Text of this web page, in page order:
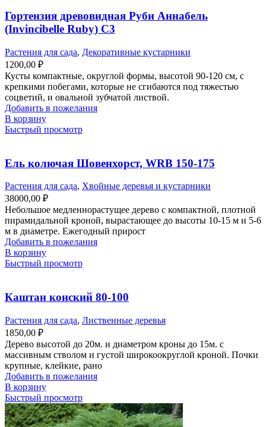
Гортензия древовидная Руби Аннабель
(Invincibelle Ruby) С3
Растения для сада, Декоративные кустарники
1200,00 ₽
Кусты компактные, округлой формы, высотой 90-120 см, с
крепкими побегами, которые не сгибаются под тяжестью
соцветий, и овальной зубчатой листвой.
Добавить в пожелания
В корзину
Быстрый просмотр
Ель колючая Шовенхорст, WRB 150-175
Растения для сада, Хвойные деревья и кустарники
38000,00 ₽
Небольшое медленнорастущее дерево с компактной, плотной
пирамидальной кроной, вырастающее до высоты 10-15 м и 5-6
м в диаметре. Ежегодный прирост
Добавить в пожелания
В корзину
Быстрый просмотр
Каштан конский 80-100
Растения для сада, Лиственные деревья
1850,00 ₽
Дерево высотой до 20м. и диаметром кроны до 15м. с
массивным стволом и густой широкоокруглой кроной. Почки
крупные, клейкие, рано
Добавить в пожелания
В корзину
Быстрый просмотр